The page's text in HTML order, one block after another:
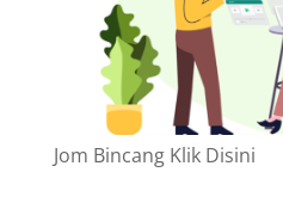
Jom Bincang Klik Disini